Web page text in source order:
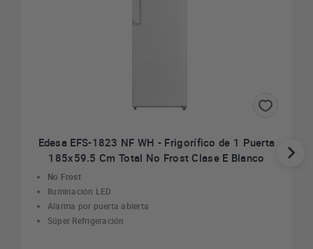
Edesa EFS-1823 NF WH - Frigorífico de 1 Puerta
185x59.5 Cm Total No Frost Clase E Blanco
No Frost
Iluminación LED
Alarma por puerta abierta
Súper Refrigeración